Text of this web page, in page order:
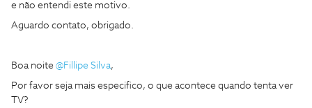
e não entendi este motivo.
Aguardo contato, obrigado.
Boa noite @Fillipe Silva,
Por favor seja mais especifico, o que acontece quando tenta ver
TV?